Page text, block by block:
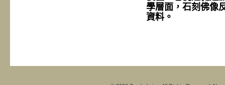
學層面，石刻佛像
資料。